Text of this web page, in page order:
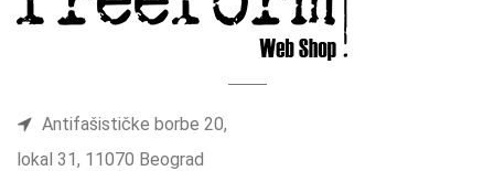
Antifašističke borbe 20,
lokal 31, 11070 Beograd